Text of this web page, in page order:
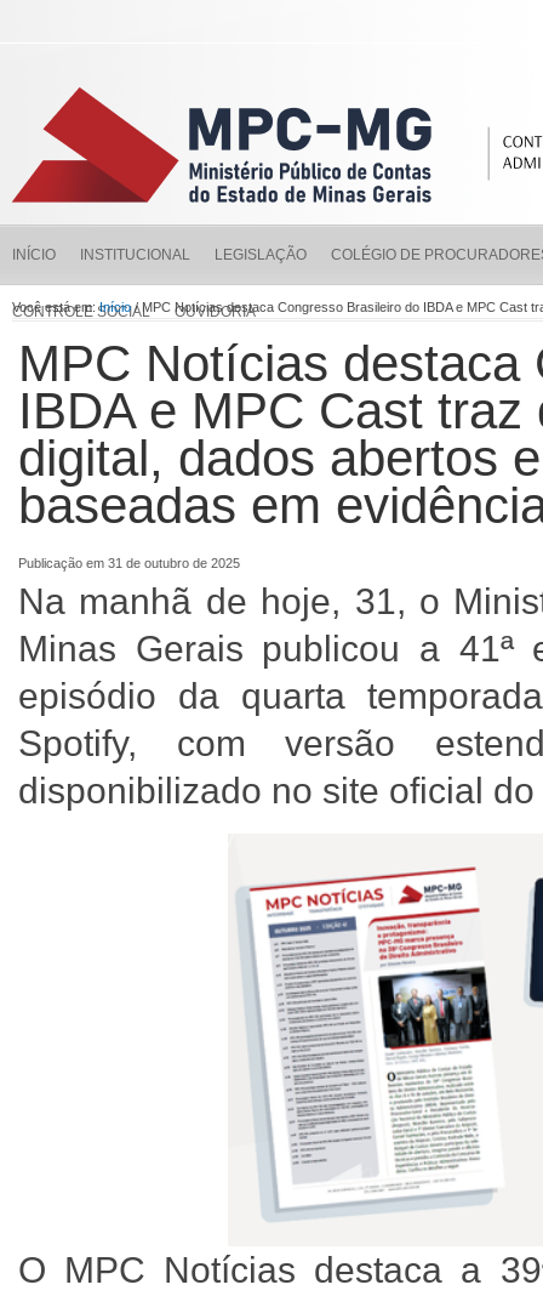
INÍCIO INSTITUCIONAL LEGISLAÇÃO COLÉGIO DE
CONTROLE SOCIAL OUVIDORIA
Você está em:Início/ MPC Notícias destaca Congresso Brasileiro do IBDA e MPC Cast
MPC Notícias destaca
IBDA e MPC Cast
digital, dados abertos
baseadas em
Publicação em 31 de outubro de 2025
Na manhã de hoje, 31, o
Minas Gerais publicou a
episódio da quarta
Spotify, com versão
disponibilizado no site oficial
O MPC Notícias destaca a